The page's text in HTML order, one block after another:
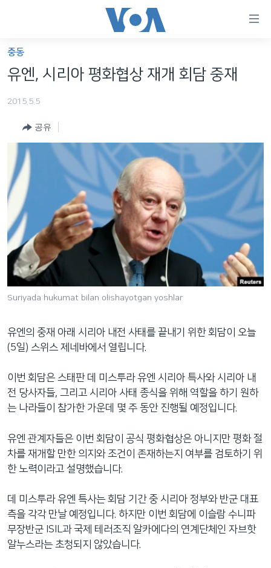
가
능
츠
로
동
비
션
이
로
등
VOD
라디오
프로그램
주파수 안내
FOLLOW US
언어 선택
중동
유엔, 시리아 평화협상 재개 회담 중재
2015.5.5
공유
Suriyada hukumat bilan olishayotgan yoshlar
유엔의 중재 아래 시리아 내전 사태를 끝내기 위한 회담이 오늘
(5일) 스위스 제네바에서 열립니다.
이번 회담은 스태판 데 미스투라 유엔 시리아 특사와 시리아 내
전 당사자들, 그리고 시리아 사태 종식을 위해 역할을 하기 원하
는 나라들이 참가한 가운데 몇 주 동안 진행될 예정입니다.
유엔 관계자들은 이번 회담이 공식 평화협상은 아니지만 평화 절
차를 재개할 만한 의지와 조건이 존재하는지 여부를 검토하기 위
한 노력이라고 설명했습니다.
데 미스투라 유엔 특사는 회담 기간 중 시리아 정부와 반군 대표
측을 각각 만날 예정입니다. 하지만 이번 회담에 이슬람 수니파
무장반군 ISIL과 국제 테러조직 알카에다의 연계단체인 자브핫
알누스라는 초청되지 않았습니다.